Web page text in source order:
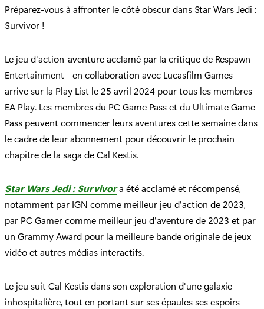
:
Préparez-vous à affronter le côté obscur dans Star Wars Jedi :
Survivor !
Le jeu d'action-aventure acclamé par la critique de Respawn
Entertainment - en collaboration avec Lucasfilm Games -
arrive sur la Play List le 25 avril 2024 pour tous les membres
EA Play. Les membres du PC Game Pass et du Ultimate Game
Pass peuvent commencer leurs aventures cette semaine dans
le cadre de leur abonnement pour découvrir le prochain
chapitre de la saga de Cal Kestis.
Star Wars Jedi : Survivora été acclamé et récompensé,
notamment par IGN comme meilleur jeu d'action de 2023,
par PC Gamer comme meilleur jeu d'aventure de 2023 et par
un Grammy Award pour la meilleure bande originale de jeux
vidéo et autres médias interactifs.
Le jeu suit Cal Kestis dans son exploration d'une galaxie
inhospitalière, tout en portant sur ses épaules ses espoirs